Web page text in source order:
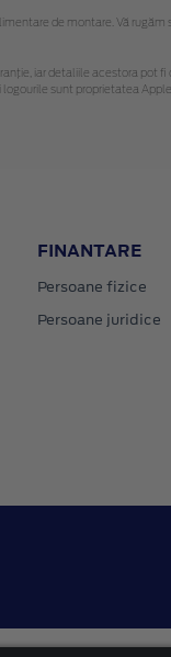
de montare. Vă
iar detaliile acestora
sunt proprietatea
FINANTARE
Persoane fizice
Persoane juridice